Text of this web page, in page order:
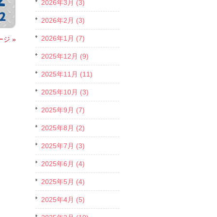
ジ »
2026年3月 (3)
2026年2月 (3)
2026年1月 (7)
2025年12月 (9)
2025年11月 (11)
2025年10月 (3)
2025年9月 (7)
2025年8月 (2)
2025年7月 (3)
2025年6月 (4)
2025年5月 (4)
2025年4月 (5)